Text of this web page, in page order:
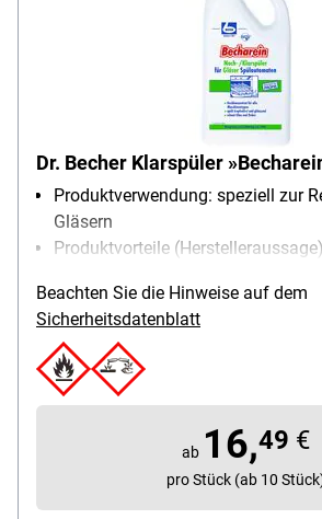
Dr. Becher Klarspüler
Produktverwendung: speziell zur
Gläsern
Produktvorteile
Besonderheiten: hochkonzentriert
Maschinentypen / speziell für den
Reinigungs-Funktionen: Klarspüler,
Beachten Sie die Hinweise auf dem
Sicherheitsdatenblatt
ab 16,49 €
pro Stück (ab 10